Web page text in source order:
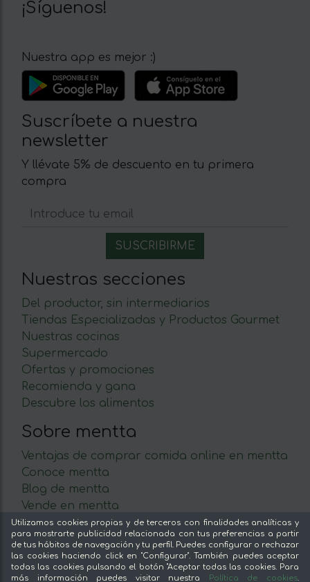
¡Síguenos!
Nuestra app es mejor :)
Suscríbete a nuestra
newsletter
Y llévate 5% de descuento en tu primera
compra
Nuestras secciones
Del productor, sin intermediarios
Tiendas Especializadas y Productos Gourmet
Nuestras cocinas
Supermercado
Ofertas y promociones
Recomienda y gana
Descubre los alimentos
Sobre mentta
Ventajas de comprar comida online en mentta
Conoce mentta
Blog de mentta
Vende en mentta
Fidelización
Preguntas frecuentes
Legal
Utilizamos cookies propias y de terceros con finalidades analíticas y
para mostrarte publicidad relacionada con tus preferencias a partir
de tus hábitos de navegación y tu perfil. Puedes configurar o rechazar
las cookies haciendo click en "Configurar". También puedes aceptar
todas las cookies pulsando el botón "Aceptar todas las cookies. Para
más información puedes visitar nuestra
Política de cookies.